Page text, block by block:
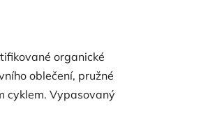
organické
oblečení, pružné
cyklem. Vypasovaný